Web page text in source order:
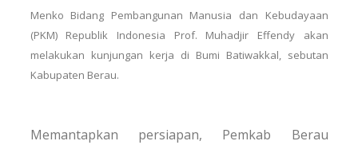
Menko Bidang Pembangunan Manusia dan Kebudayaan
(PKM) Republik Indonesia Prof. Muhadjir Effendy akan
melakukan kunjungan kerja di Bumi Batiwakkal, sebutan
Kabupaten Berau.
Memantapkan persiapan, Pemkab Berau